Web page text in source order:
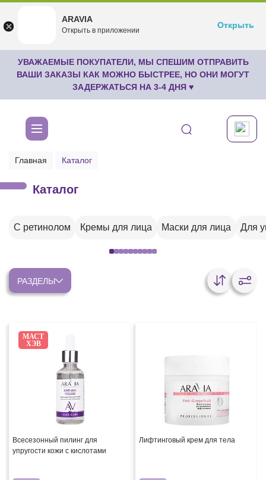
undefined
Бесплатноru.aravia.new
Открыть
УВАЖАЕМЫЕ ПОКУПАТЕЛИ, МЫ СПЕШИМ ОТПРАВИТЬ
ВАШИ ЗАКАЗЫ КАК МОЖНО БЫСТРЕЕ, НО ОНИ МОГУТ
ЗАДЕРЖАТЬСЯ НА 3-4 ДНЯ ♥
Главная Каталог
Каталог
С ретинолом Кремы для лица Маски для лица Для
РАЗДЕЛЫ
МАСТ
ХЭВ
Всесезонный пилинг для
упругости кожи с кислотами
Лифтинговый крем для тела
ARAVIA
Открыть в приложении
Открыть